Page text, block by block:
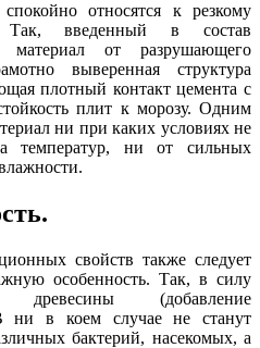
относятся к резкому
Так, введенный в состав
материал от разрушающего
выверенная структура
плотный контакт цемента с
плит к морозу. Одним
ни при каких условиях не
температур, ни от сильных
свойств также следует
особенность. Так, в силу
древесины (добавление
ни в коем случае не станут
бактерий, насекомых, а